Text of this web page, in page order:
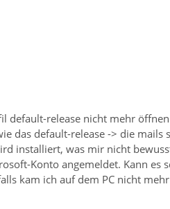
default-release nicht mehr
das default-release -> die mails
installiert, was mir nicht
Konto angemeldet. Kann es
kam ich auf dem PC nicht